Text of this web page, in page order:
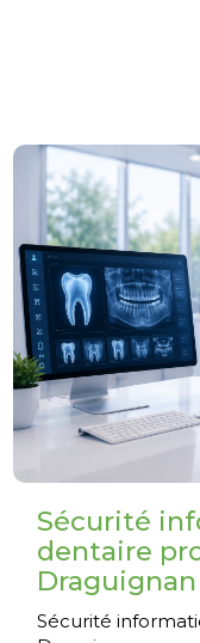
Sécurité
dentaire
Draguignan
Sécurité